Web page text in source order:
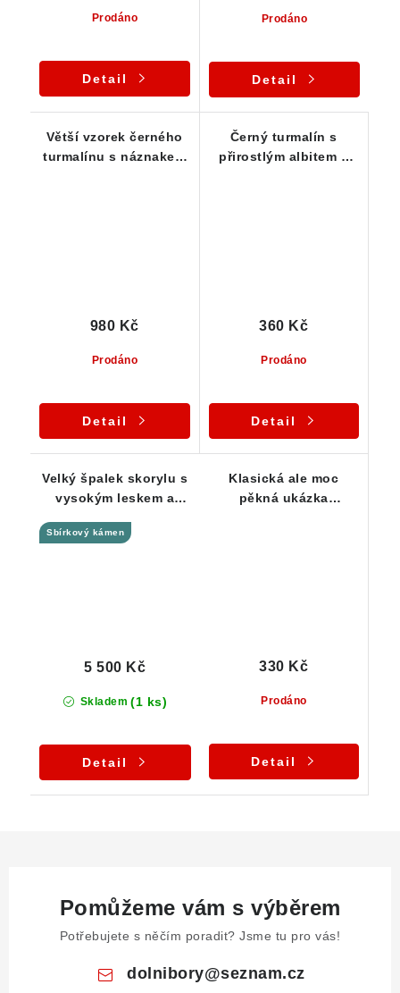
Prodáno
Detail
Prodáno
Detail
Větší vzorek černého
turmalínu s náznakem
Prodáno
980 Kč
Detail
Černý turmalín s
přirostlým albitem a
Prodáno
360 Kč
Detail
Velký špalek skorylu s
vysokým leskem a
168 g
Sbírkový kámen
Skladem (1 ks)
5 500 Kč
Detail
Klasická ale moc
pěkná ukázka
Prodáno
330 Kč
Detail
Pomůžeme vám s výběrem
Potřebujete s něčím poradit? Jsme tu pro vás!
dolnibory@seznam.cz